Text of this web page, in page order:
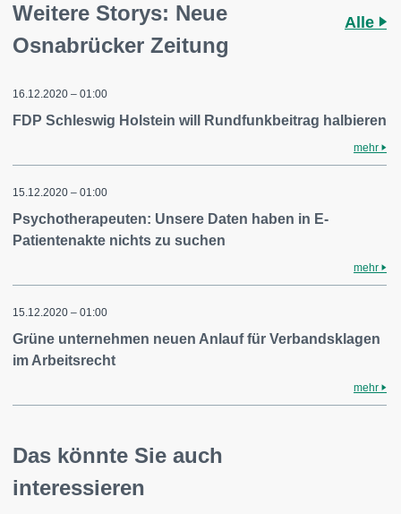
Weitere Storys: Neue
Osnabrücker Zeitung
Alle
16.12.2020 – 01:00
FDP Schleswig Holstein will Rundfunkbeitrag halbieren
mehr
15.12.2020 – 01:00
Psychotherapeuten: Unsere Daten haben in E-
Patientenakte nichts zu suchen
mehr
15.12.2020 – 01:00
Grüne unternehmen neuen Anlauf für Verbandsklagen
im Arbeitsrecht
mehr
Das könnte Sie auch
interessieren